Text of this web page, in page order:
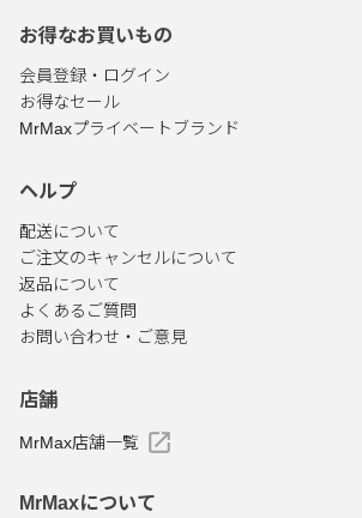
お得なお買いもの
会員登録・ログイン
お得なセール
MrMaxプライベートブランド
ヘルプ
配送について
ご注文のキャンセルについて
返品について
よくあるご質問
お問い合わせ・ご意見
店舗
MrMax店舗一覧
MrMaxについて